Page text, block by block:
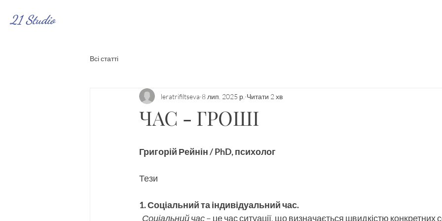
21 Studio
Всі статті
ЧАС - ГРОШІ
leratrifiltseva 8 лип. 2025 р. Читати 2 хв
Григорій Рейнін / PhD, психолог
Тези
1. Соціальний та індивідуальний час.
Соціальний час – це час ситуації, що визначається швидкістю конкретних